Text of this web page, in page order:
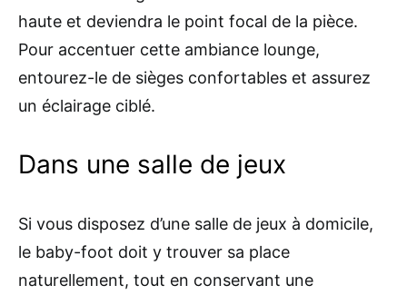
haute et deviendra le point focal de la pièce.
Pour accentuer cette ambiance lounge,
entourez-le de sièges confortables et assurez
un éclairage ciblé.
Dans une salle de jeux
Si vous disposez d’une salle de jeux à domicile,
le baby-foot doit y trouver sa place
naturellement, tout en conservant une